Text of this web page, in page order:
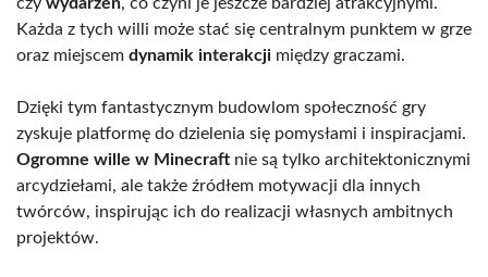
Każda z tych willi może stać się centralnym punktem w grze
oraz miejscem dynamik interakcji między graczami.
Dzięki tym fantastycznym budowlom społeczność gry
zyskuje platformę do dzielenia się pomysłami i inspiracjami.
Ogromne wille w Minecraft nie są tylko architektonicznymi
arcydziełami, ale także źródłem motywacji dla innych
twórców, inspirując ich do realizacji własnych ambitnych
projektów.